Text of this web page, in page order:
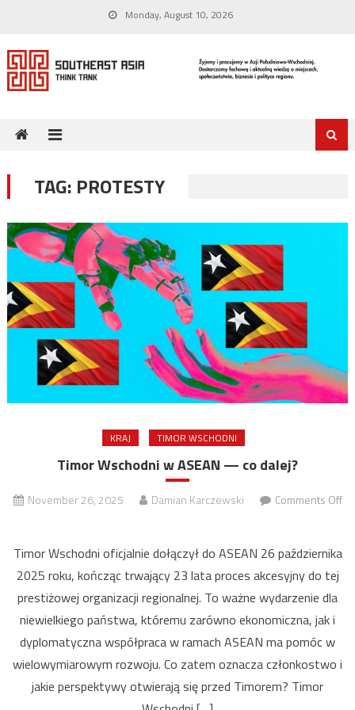
content
Monday, August 10, 2026
TAG: PROTESTY
KRAJ TIMOR WSCHODNI
Timor Wschodni w ASEAN — co dalej?
November 26, 2025 Damian Karczewski
Comments Off
Wschodni
w
ASEAN
—
co
dalej?
Timor Wschodni oficjalnie dołączył do ASEAN 26 października
2025 roku, kończąc trwający 23 lata proces akcesyjny do tej
prestiżowej organizacji regionalnej. To ważne wydarzenie dla
niewielkiego państwa, któremu zarówno ekonomiczna, jak i
dyplomatyczna współpraca w ramach ASEAN ma pomóc w
wielowymiarowym rozwoju. Co zatem oznacza członkostwo i
jakie perspektywy otwierają się przed Timorem? Timor